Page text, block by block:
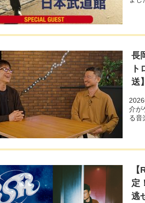
長
送】
介が
る音
定
逃